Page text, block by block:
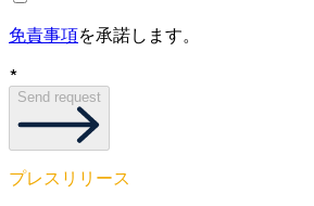
免責事項を承諾します。
*
Send request
プレスリリース